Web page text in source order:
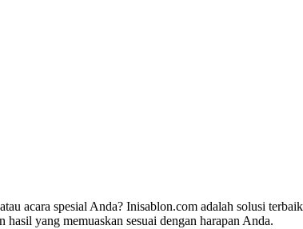
acara spesial Anda? Inisablon.com adalah solusi
yang memuaskan sesuai dengan harapan Anda.